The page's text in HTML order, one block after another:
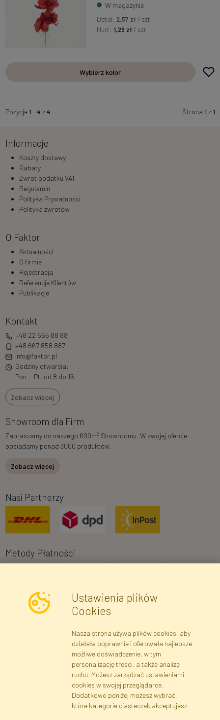
W magazynie
Detal: 2,57 zł / szt
Hurt: 1,29 zł / szt
Wybierz kolor
Pozycje 1 -4 z4 Strona 1 z 1
Informacje
Koszty dostawy
Rabaty
Zwrot podatku VAT
Regulamin
Polityka Prywatności
Polityka zwrotów
O Faktor
Aktualności
O firmie
Rejestracja
Referencje Klientów
Publikacje
Kontakt
+48 22 665 88 88
+48 667 858 887
info@faktor.pl
Godziny otwarcia:
Pon. - Pt. od 8 do 16
Zobacz więcej
Showroom dla Firm
Zapraszamy do naszego 600m2 Showroomu. W swojej ofercie
posiadamy ponad 3000 produktów.
Zobacz więcej
Nasi Partnerzy
Metody Płatności
Zapisz się
Dane rejestrowe Regulamin
Polityka Prywatności
Pomoc
Mapa serwisu
Ustawienia plików
Cookies
Nasza strona używa plików cookies, aby
działała poprawnie i oferowała najlepsze
możliwe doświadczenie, w tym
personalizację treści, a także analizę
ruchu. Możesz zarządzać ustawieniami
cookies w swojej przeglądarce.
Dodatkowo poniżej możesz wybrać,
które kategorie ciasteczek akceptujesz.